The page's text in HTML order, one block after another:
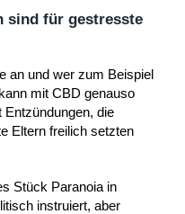
sind für gestresste
an und wer zum Beispiel
mit CBD genauso
Entzündungen, die
Eltern freilich setzten
Stück Paranoia in
instruiert, aber